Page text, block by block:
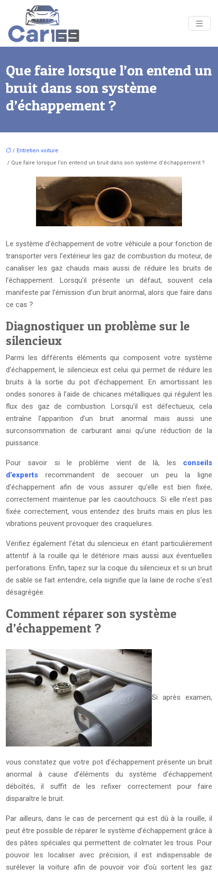
Que faire lorsque l’on entend un
bruit dans son système
d’échappement ?
/ Entretien voiture
/ Que faire lorsque l’on entend un bruit dans son système d’échappement ?
Le système d’échappement de votre véhicule a pour fonction de
transporter vers l’extérieur les gaz de combustion du moteur, de
canaliser les gaz chauds mais aussi de réduire les bruits de
l’échappement. Lorsqu’il présente un défaut, souvent cela
manifeste par l’émission d’un bruit anormal, alors que faire dans
ce cas ?
Diagnostiquer un problème sur le
silencieux
Parmi les différents éléments qui composent votre système
d’échappement, le silencieux est celui qui permet de réduire les
bruits à la sortie du pot d’échappement. En amortissant les
ondes sonores à l’aide de chicanes métalliques qui régulent les
flux des gaz de combustion. Lorsqu’il est défectueux, cela
entraîne l’apparition d’un bruit anormal mais aussi une
surconsommation de carburant ainsi qu’une réduction de la
puissance.
Pour savoir si le problème vient de là, les conseils
d’experts recommandent de secouer un peu la ligne
d’échappement afin de vous assurer qu’elle est bien fixée,
correctement maintenue par les caoutchoucs. Si elle n’est pas
fixée correctement, vous entendez des bruits mais en plus les
vibrations peuvent provoquer des craquelures.
Vérifiez également l’état du silencieux en étant particulièrement
attentif à la rouille qui le détériore mais aussi aux éventuelles
perforations. Enfin, tapez sur la coque du silencieux et si un bruit
de sable se fait entendre, cela signifie que la laine de roche s’est
désagrégée.
Comment réparer son système
d’échappement ?
Si après examen,
vous constatez que votre pot d’échappement présente un bruit
anormal à cause d’éléments du système d’échappement
déboîtés, il suffit de les refixer correctement pour faire
disparaître le bruit.
Par ailleurs, dans le cas de percement qui est dû à la rouille, il
peut être possible de réparer le système d’échappement grâce à
des pâtes spéciales qui permettent de colmater les trous. Pour
pouvoir les localiser avec précision, il est indispensable de
surélever la voiture afin de pouvoir voir d’où sortent les gaz